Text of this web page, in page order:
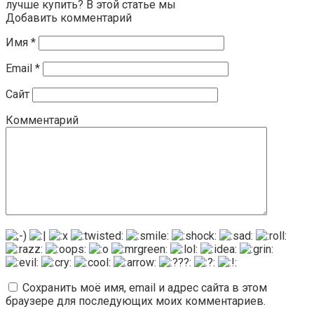
лучше купить? В этой статье мы
Добавить комментарий
Имя *
Email *
Сайт
Комментарий
Сохранить моё имя, email и адрес сайта в этом
браузере для последующих моих комментариев.